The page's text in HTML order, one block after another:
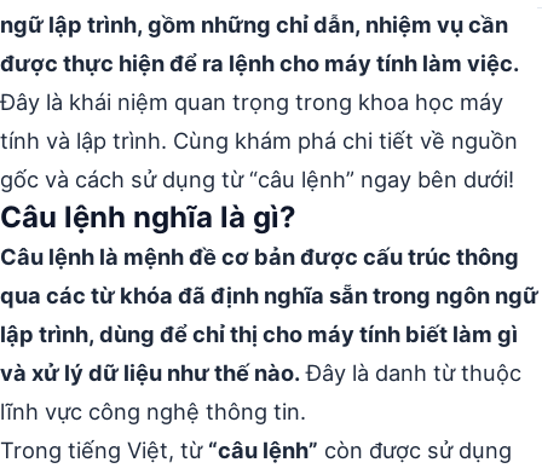
ngữ lập trình, gồm những chỉ dẫn, nhiệm vụ cần
được thực hiện để ra lệnh cho máy tính làm việc.
Đây là khái niệm quan trọng trong khoa học máy
tính và lập trình. Cùng khám phá chi tiết về nguồn
gốc và cách sử dụng từ “câu lệnh” ngay bên dưới!
Câu lệnh nghĩa là gì?
Câu lệnh là mệnh đề cơ bản được cấu trúc thông
qua các từ khóa đã định nghĩa sẵn trong ngôn ngữ
lập trình, dùng để chỉ thị cho máy tính biết làm gì
và xử lý dữ liệu như thế nào.Đây là danh từ thuộc
lĩnh vực công nghệ thông tin.
Trong tiếng Việt, từ “câu lệnh” còn được sử dụng